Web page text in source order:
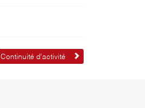
Continuité d’activité